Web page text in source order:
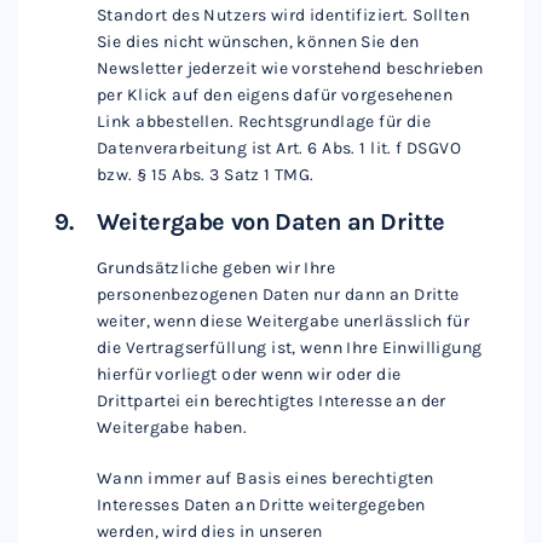
Standort des Nutzers wird identifiziert. Sollten
Sie dies nicht wünschen, können Sie den
Newsletter jederzeit wie vorstehend beschrieben
per Klick auf den eigens dafür vorgesehenen
Link abbestellen. Rechtsgrundlage für die
Datenverarbeitung ist Art. 6 Abs. 1 lit. f DSGVO
bzw. § 15 Abs. 3 Satz 1 TMG.
Weitergabe von Daten an Dritte
Grundsätzliche geben wir Ihre
personenbezogenen Daten nur dann an Dritte
weiter, wenn diese Weitergabe unerlässlich für
die Vertragserfüllung ist, wenn Ihre Einwilligung
hierfür vorliegt oder wenn wir oder die
Drittpartei ein berechtigtes Interesse an der
Weitergabe haben.
Wann immer auf Basis eines berechtigten
Interesses Daten an Dritte weitergegeben
werden, wird dies in unseren